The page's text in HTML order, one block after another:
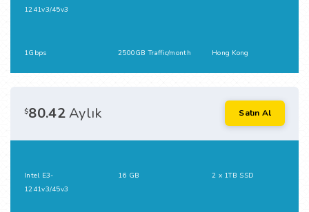
1241v3/45v3
1Gbps 2500GB Traffic/month Hong Kong
$80.42Aylık Satın Al
Intel E3-
1241v3/45v3
16 GB 2 x 1TB SSD